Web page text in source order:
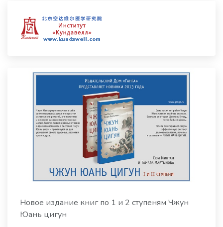
Новое издание книг по 1 и 2 ступеням Чжун
Юань цигун